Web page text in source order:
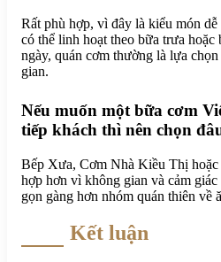
Rất phù hợp, vì đây là kiểu món
có thể linh hoạt theo bữa trưa
ngày, quán cơm thường là lựa
gian.
Nếu muốn một bữa cơm
tiếp khách thì nên chọn
Bếp Xưa, Cơm Nhà Kiều Thị
hợp hơn vì không gian và cảm
gọn gàng hơn nhóm quán thiên về
Kết luận